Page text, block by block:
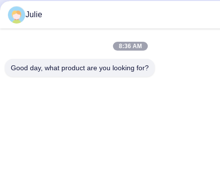
Julie
8:36 AM
Good day, what product are you looking for?